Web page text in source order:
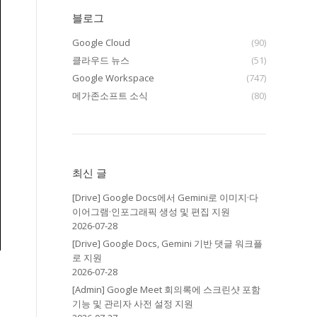
블로그
Google Cloud
(90)
클라우드 뉴스
(51)
Google Workspace
(747)
메가존소프트 소식
(80)
최신 글
[Drive] Google Docs에서 Gemini로 이미지·다
이어그램·인포그래픽 생성 및 편집 지원
2026-07-28
[Drive] Google Docs, Gemini 기반 댓글 워크플
로 지원
2026-07-28
[Admin] Google Meet 회의록에 스크린샷 포함
기능 및 관리자 사전 설정 지원